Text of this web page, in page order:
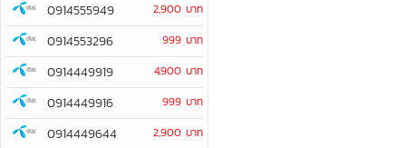
0914555949 2,900 บาท
0914553296 999 บาท
0914449919 4,900 บาท
0914449916 999 บาท
0914449644 2,900 บาท